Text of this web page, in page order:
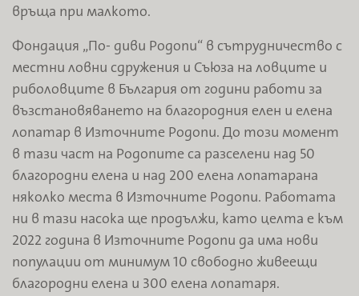
връща при малкото.
Фондация „По- диви Родопи“ в сътрудничество с
местни ловни сдружения и Съюза на ловците и
риболовците в България oт години работи за
възстановяването на благородния елен и елена
лопатар в Източните Родопи. До този момент
в тази част на Родопите са разселени над 50
благородни елена и над 200 елена лопатарана
няколко места в Източните Родопи. Работата
ни в тази насока ще продължи, като целта е към
2022 година в Източните Родопи да има нови
популации от минимум 10 свободно живеещи
благородни елена и 300 елена лопатаря.